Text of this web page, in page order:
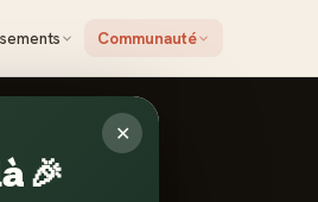
Communauté
✕
🎉